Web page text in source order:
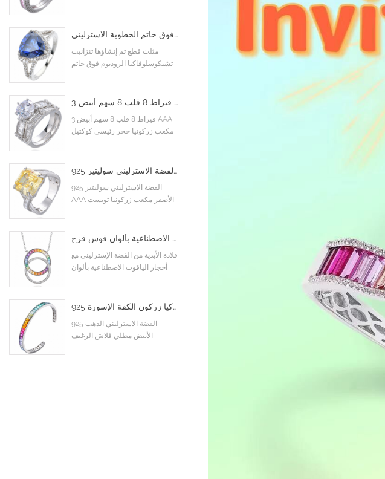
مثلث قطع تم إنشاؤها تنزانيت تشيكوسلوفاكيا الروديوم فوق خاتم الخطوبة الاسترليني
مثلث قطع تم إنشاؤها تنزانيت
تشيكوسلوفاكيا الروديوم فوق خاتم
3 قيراط 8 قلب 8 سهم أبيض AAA مكعب زركونيا حجر رئيسي كوكتيل خواتم خطوبة زفاف
3 قيراط 8 قلب 8 سهم أبيض AAA
مكعب زركونيا حجر رئيسي كوكتيل
925 الفضة الاسترليني سوليتير AAA الأصفر مكعب زركونيا تويست متقاطع إنفينيتي خاتم الخطوبة
925 الفضة الاسترليني سوليتير
AAA الأصفر مكعب زركونيا تويست
قلادة الأبدية من الفضة الإسترليني مع أحجار الياقوت الاصطناعية بألوان قوس قزح
قلادة الأبدية من الفضة الإسترليني مع
أحجار الياقوت الاصطناعية بألوان
925 الفضة الاسترليني الذهب الأبيض مطلي فلاش الرغيف الفرنسي الملونة تشيكوسلوفاكيا زركون الكفة الإسورة
925 الفضة الاسترليني الذهب
الأبيض مطلي فلاش الرغيف